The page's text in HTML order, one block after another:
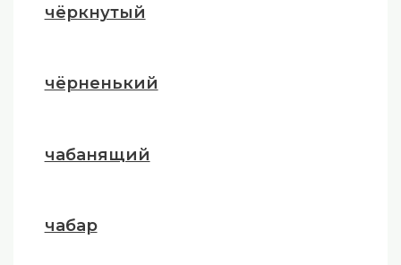
чёркнутый
чёрненький
чабанящий
чабар